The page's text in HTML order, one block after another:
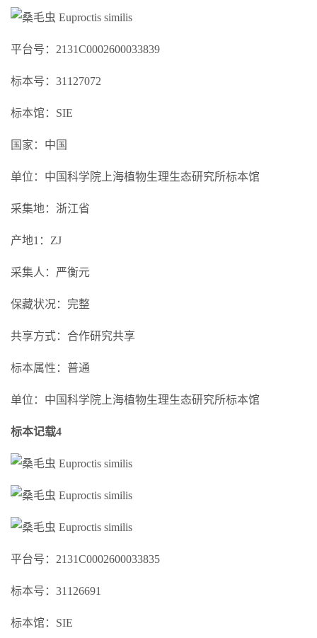
平台号：2131C0002600033839
标本号：31127072
标本馆：SIE
国家：中国
单位：中国科学院上海植物生理生态研究所标本馆
采集地：浙江省
产地1：ZJ
采集人：严衡元
保藏状况：完整
共享方式：合作研究共享
标本属性：普通
单位：中国科学院上海植物生理生态研究所标本馆
标本记载4
平台号：2131C0002600033835
标本号：31126691
标本馆：SIE